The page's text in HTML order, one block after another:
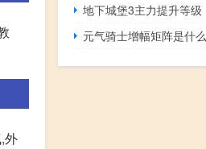
外
地下城堡3主力提升等级
元气骑士增幅矩阵是什么